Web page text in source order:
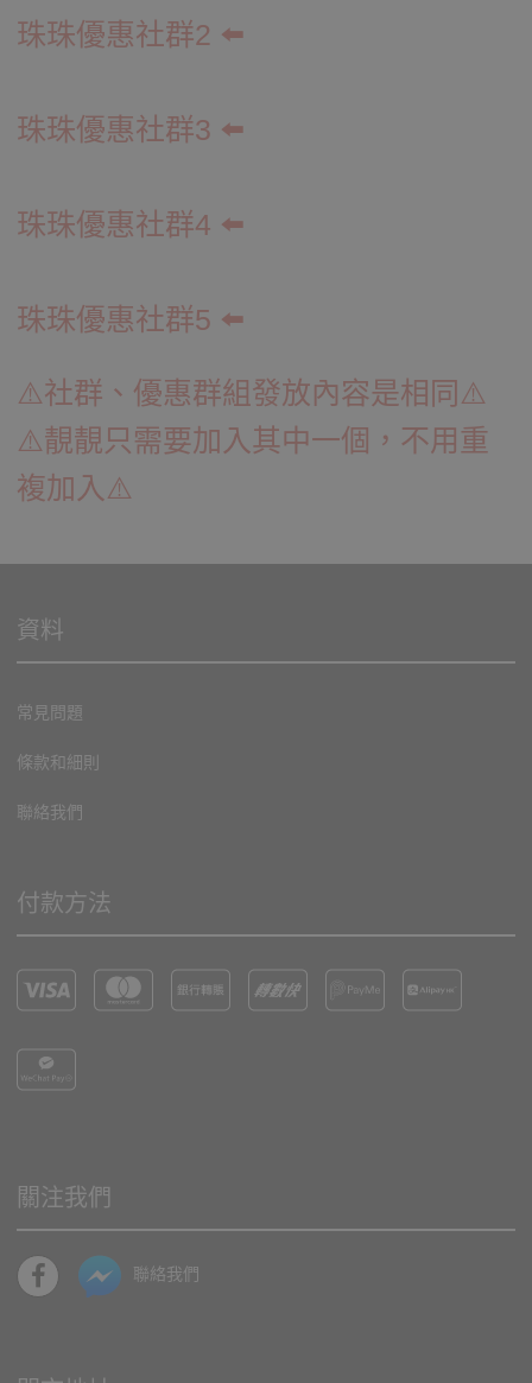
珠珠優惠社群2 ⬅️
珠珠優惠社群3 ⬅️
珠珠優惠社群4 ⬅️
珠珠優惠社群5 ⬅️
⚠️社群、優惠群組發放內容是相同⚠️
⚠️靚靚只需要加入其中一個，不用重
複加入⚠️
資料
常見問題
條款和細則
聯絡我們
付款方法
關注我們
聯絡我們